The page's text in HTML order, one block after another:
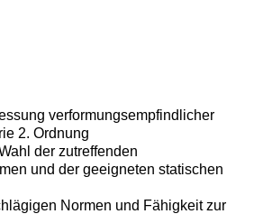
verformungsempfindlicher
2. Ordnung
der zutreffenden
und der geeigneten statischen
Normen und Fähigkeit zur